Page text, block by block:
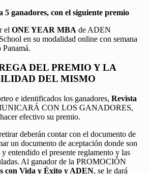
5 ganadores, con el siguiente premio
el ONE YEAR MBA de ADEN
en su modalidad online con semana
DEL PREMIO Y LA
DEL MISMO
e identificados los ganadores, Revista
CON LOS GANADORES,
efectivo su premio.
deberán contar con el documento de
un documento de aceptación donde son
entendido el presente reglamento y las
Al ganador de la PROMOCIÓN
con Vida y Éxito y ADEN, se le dará